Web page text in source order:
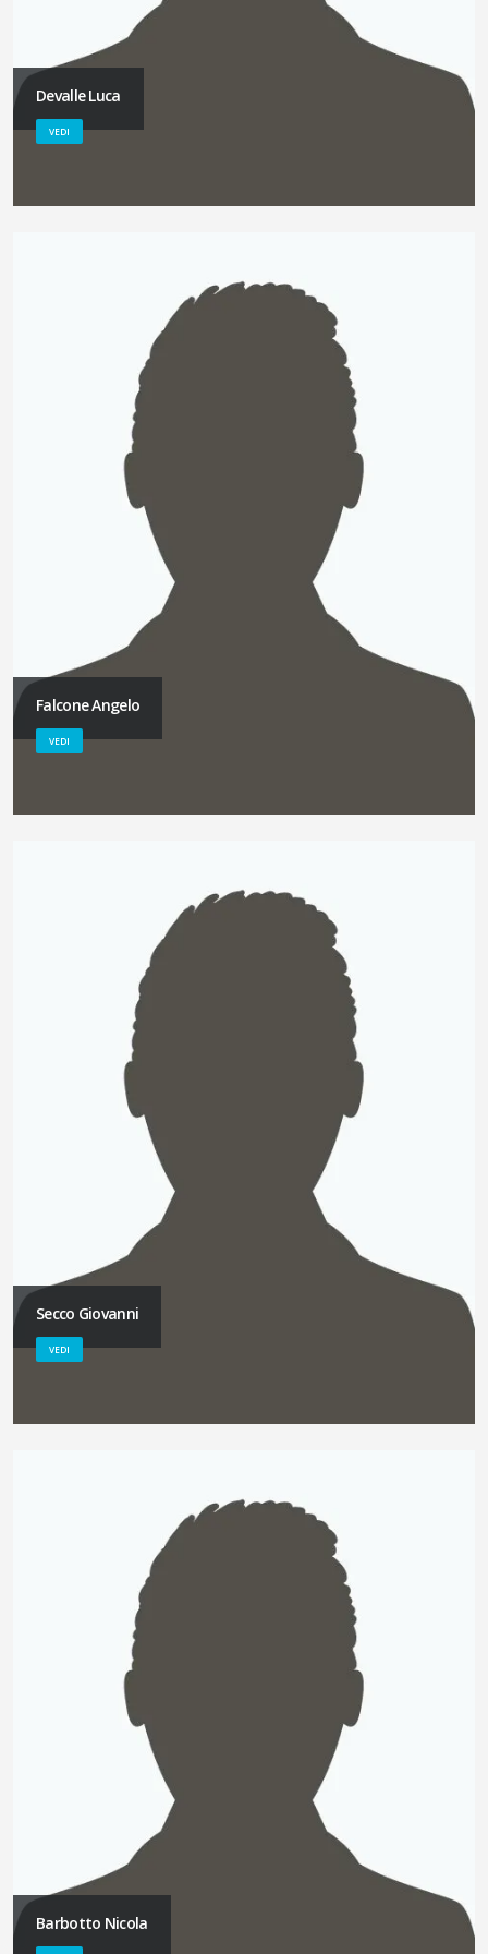
Devalle Luca
VEDI
Falcone Angelo
VEDI
Secco Giovanni
VEDI
Barbotto Nicola